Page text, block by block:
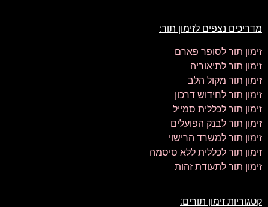
מדריכים נצפים לזימון תור:
זימון תור לסופר פארם
זימון תור לתיאוריה
זימון תור מקול הלב
זימון תור לחידוש דרכון
זימון תור לכללית סמייל
זימון תור לבנק הפועלים
זימון תור למשרד הרישוי
זימון תור לכללית ללא סיסמה
זימון תור לתעודת זהות
קטגוריות זימון תורים: